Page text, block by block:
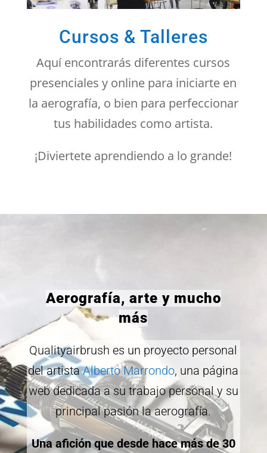
Cursos & Talleres
Aquí encontrarás diferentes cursos
presenciales y online para iniciarte en
la aerografía, o bien para perfeccionar
tus habilidades como artista.
¡Diviertete aprendiendo a lo grande!
Aerografía, arte y mucho
más
Qualityairbrush es un proyecto personal
del artistaAlberto Marrondo, una página
web dedicada a su trabajo personal y su
principal pasión la aerografía.
Una afición que desde hace más de 30